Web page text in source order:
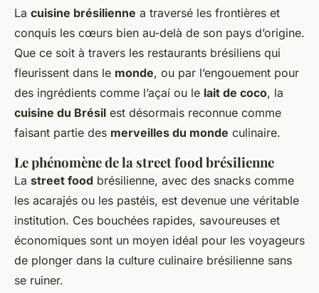
La cuisine brésilienne a traversé les frontières et
conquis les cœurs bien au-delà de son pays d’origine.
Que ce soit à travers les restaurants brésiliens qui
fleurissent dans le monde, ou par l’engouement pour
des ingrédients comme l’açaí ou le lait de coco, la
cuisine du Brésil est désormais reconnue comme
faisant partie des merveilles du monde culinaire.
Le phénomène de la street food brésilienne
La street food brésilienne, avec des snacks comme
les acarajés ou les pastéis, est devenue une véritable
institution. Ces bouchées rapides, savoureuses et
économiques sont un moyen idéal pour les voyageurs
de plonger dans la culture culinaire brésilienne sans
se ruiner.